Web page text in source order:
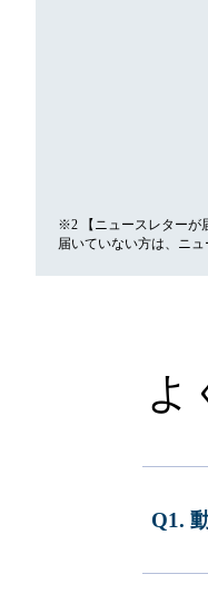
※2 【ニュースレターが
届いていない方は、ニ
よ
Q1.